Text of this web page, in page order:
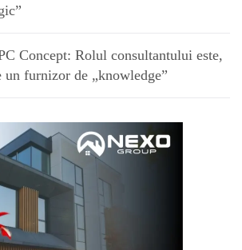
Concept: Rolul consultantului este,
furnizor de „knowledge”